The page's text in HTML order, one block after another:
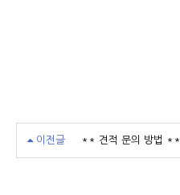
이전글 ** 견적 문의 방법 **